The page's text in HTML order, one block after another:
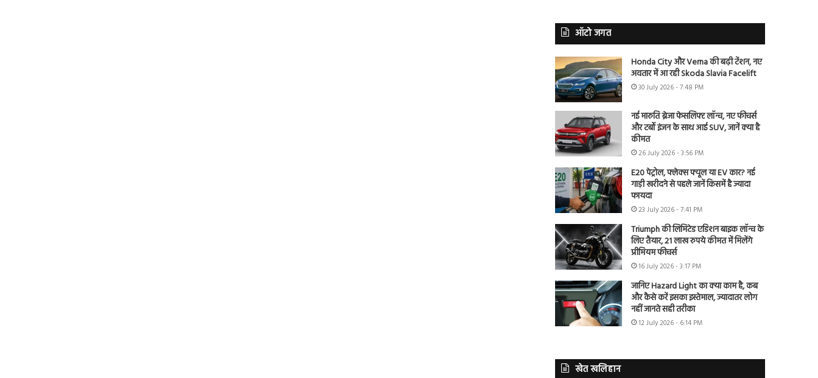
ऑटो जगत
Honda City और Verna की बढ़ी टेंशन, नए
अवतार में आ रही Skoda Slavia Facelift
30 July 2026 - 7:48 PM
नई मारुति ब्रेजा फेसलिफ्ट लॉन्च, नए फीचर्स
और टर्बो इंजन के साथ आई SUV, जानें क्या है
कीमत
26 July 2026 - 3:56 PM
E20 पेट्रोल, फ्लेक्स फ्यूल या EV कार? नई
गाड़ी खरीदने से पहले जानें किसमें है ज्यादा
फायदा
23 July 2026 - 7:41 PM
Triumph की लिमिटेड एडिशन बाइक लॉन्च के
लिए तैयार, 21 लाख रुपये कीमत में मिलेंगे
प्रीमियम फीचर्स
16 July 2026 - 3:17 PM
जानिए Hazard Light का क्या काम है, कब
और कैसे करें इसका इस्तेमाल, ज्यादातर लोग
नहीं जानते सही तरीका
12 July 2026 - 6:14 PM
खेत खलिहान